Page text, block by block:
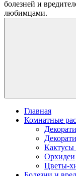
болезней и
любимцами.
Главная
Комнатные
Кактусы
Орхидеи
Цветы-